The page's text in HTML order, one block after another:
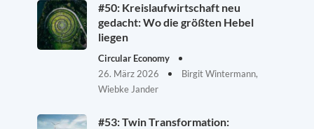
#50: Kreislaufwirtschaft neu
gedacht: Wo die größten Hebel
liegen
Circular Economy
26. März 2026
Birgit Wintermann,
Wiebke Jander
#53: Twin Transformation: